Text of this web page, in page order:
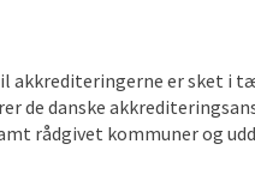
akkrediteringerne er sket i
de danske
rådgivet kommuner og